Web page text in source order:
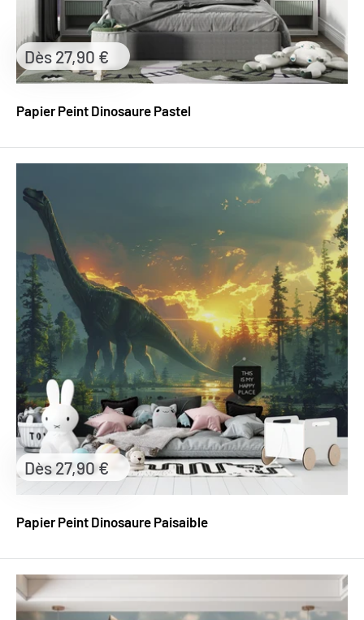
Papier Peint Dinosaure Pastel
Prix
réduit
Dès 27,90 €
Papier Peint Dinosaure Paisaible
Prix
réduit
Dès 27,90 €